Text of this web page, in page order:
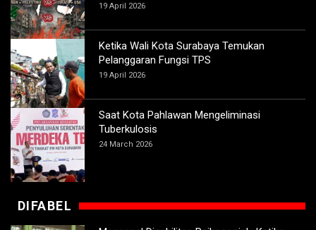
19 April 2026
Ketika Wali Kota Surabaya Temukan
Pelanggaran Fungsi TPS
19 April 2026
Saat Kota Pahlawan Mengeliminasi
Tuberkulosis
24 March 2026
DIFABEL